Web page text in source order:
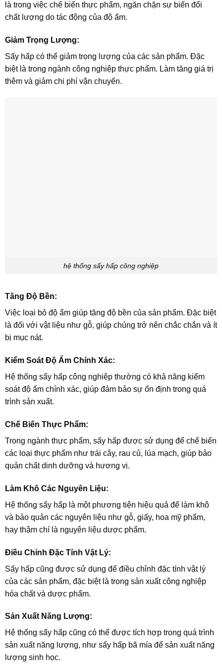
là trong việc chế biến thực phẩm, ngăn chặn sự biến đổi
chất lượng do tác động của độ ẩm.
Giảm Trọng Lượng:
Sấy hấp có thể giảm trọng lượng của các sản phẩm. Đặc
biệt là trong ngành công nghiệp thực phẩm. Làm tăng giá trị
thêm và giảm chi phí vận chuyển.
hệ thống sấy hấp công nghiệp
Tăng Độ Bền:
Việc loại bỏ độ ẩm giúp tăng độ bền của sản phẩm. Đặc biệt
là đối với vật liệu như gỗ, giúp chúng trở nên chắc chắn và ít
bị mục nát.
Kiểm Soát Độ Ẩm Chính Xác:
Hệ thống sấy hấp công nghiệp thường có khả năng kiểm
soát độ ẩm chính xác, giúp đảm bảo sự ổn định trong quá
trình sản xuất.
Chế Biến Thực Phẩm:
Trong ngành thực phẩm, sấy hấp được sử dụng để chế biến
các loại thực phẩm như trái cây, rau củ, lúa mạch, giúp bảo
quản chất dinh dưỡng và hương vị.
Làm Khô Các Nguyên Liệu:
Hệ thống sấy hấp là một phương tiện hiệu quả để làm khô
và bảo quản các nguyên liệu như gỗ, giấy, hoa mỹ phẩm,
hay thậm chí là nguyên liệu dược phẩm.
Điều Chỉnh Đặc Tính Vật Lý:
Sấy hấp cũng được sử dụng để điều chỉnh đặc tính vật lý
của các sản phẩm, đặc biệt là trong sản xuất công nghiệp
hóa chất và dược phẩm.
Sản Xuất Năng Lượng:
Hệ thống sấy hấp cũng có thể được tích hợp trong quá trình
sản xuất năng lượng, như sấy hấp bã mía để sản xuất năng
lượng sinh học.